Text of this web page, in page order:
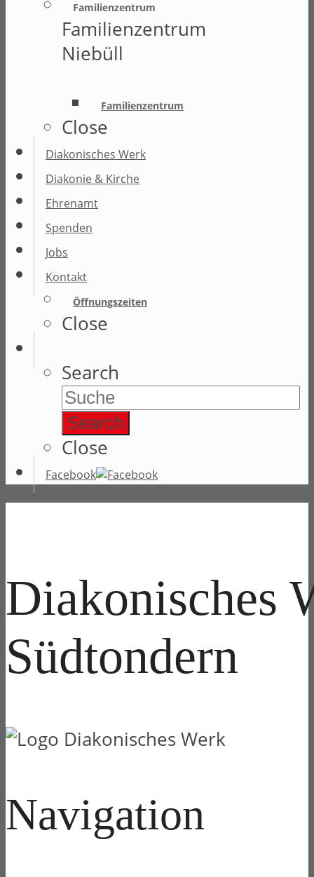
Familienzentrum
Familienzentrum
Niebüll
Familienzentrum
Close
Diakonisches Werk
Diakonie & Kirche
Ehrenamt
Spenden
Jobs
Kontakt
Öffnungszeiten
Close
Search
Search
Close
Facebook
Diakonisches
Südtondern
Navigation